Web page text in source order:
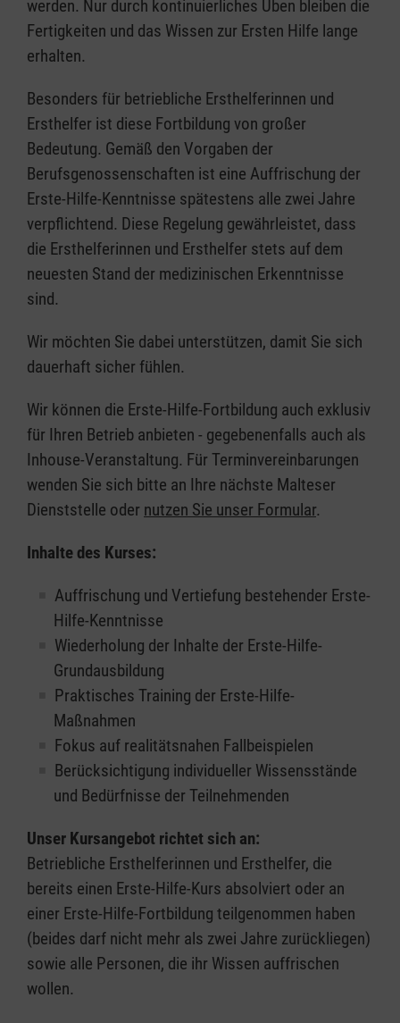
werden. Nur durch kontinuierliches Üben bleiben die
Fertigkeiten und das Wissen zur Ersten Hilfe lange
erhalten.
Besonders für betriebliche Ersthelferinnen und
Ersthelfer ist diese Fortbildung von großer
Bedeutung. Gemäß den Vorgaben der
Berufsgenossenschaften ist eine Auffrischung der
Erste-Hilfe-Kenntnisse spätestens alle zwei Jahre
verpflichtend. Diese Regelung gewährleistet, dass
die Ersthelferinnen und Ersthelfer stets auf dem
neuesten Stand der medizinischen Erkenntnisse
sind.
Wir möchten Sie dabei unterstützen, damit Sie sich
dauerhaft sicher fühlen.
Wir können die Erste-Hilfe-Fortbildung auch exklusiv
für Ihren Betrieb anbieten - gegebenenfalls auch als
Inhouse-Veranstaltung. Für Terminvereinbarungen
wenden Sie sich bitte an Ihre nächste Malteser
Dienststelle oder nutzen Sie unser Formular.
Inhalte des Kurses:
Auffrischung und Vertiefung bestehender Erste-
Hilfe-Kenntnisse
Wiederholung der Inhalte der Erste-Hilfe-
Grundausbildung
Praktisches Training der Erste-Hilfe-
Maßnahmen
Fokus auf realitätsnahen Fallbeispielen
Berücksichtigung individueller Wissensstände
und Bedürfnisse der Teilnehmenden
Unser Kursangebot richtet sich an:
Betriebliche Ersthelferinnen und Ersthelfer, die
bereits einen Erste-Hilfe-Kurs absolviert oder an
einer Erste-Hilfe-Fortbildung teilgenommen haben
(beides darf nicht mehr als zwei Jahre zurückliegen)
sowie alle Personen, die ihr Wissen auffrischen
wollen.